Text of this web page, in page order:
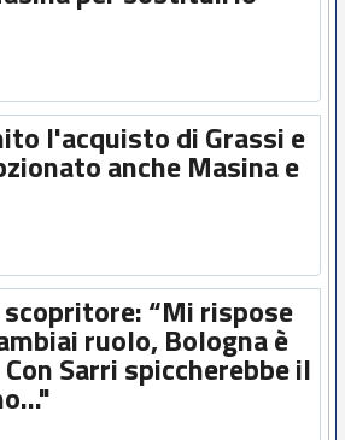
l'acquisto di Grassi e
anche Masina e
scopritore: “Mi rispose
ruolo, Bologna è
Sarri spiccherebbe il